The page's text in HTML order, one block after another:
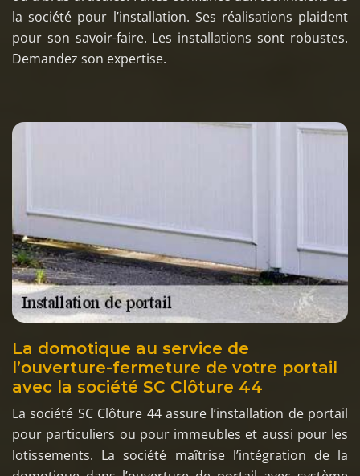
la société pour l’installation. Ses réalisations plaident
pour son savoir-faire. Les installations sont robustes.
Demandez son expertise.
La domotique au service de
l’ouverture-fermeture de votre portail
avec la société SC Clôture 44
La société SC Clôture 44 assure l’installation de portail
pour particuliers ou pour immeubles et aussi pour les
lotissements. La société maîtrise l’intégration de la